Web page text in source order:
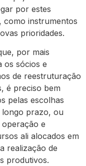
por estes
como instrumentos
prioridades.
por mais
os sócios e
de reestruturação
é preciso bem
pelas escolhas
longo prazo, ou
e
ali alocados em
realização de
produtivos.